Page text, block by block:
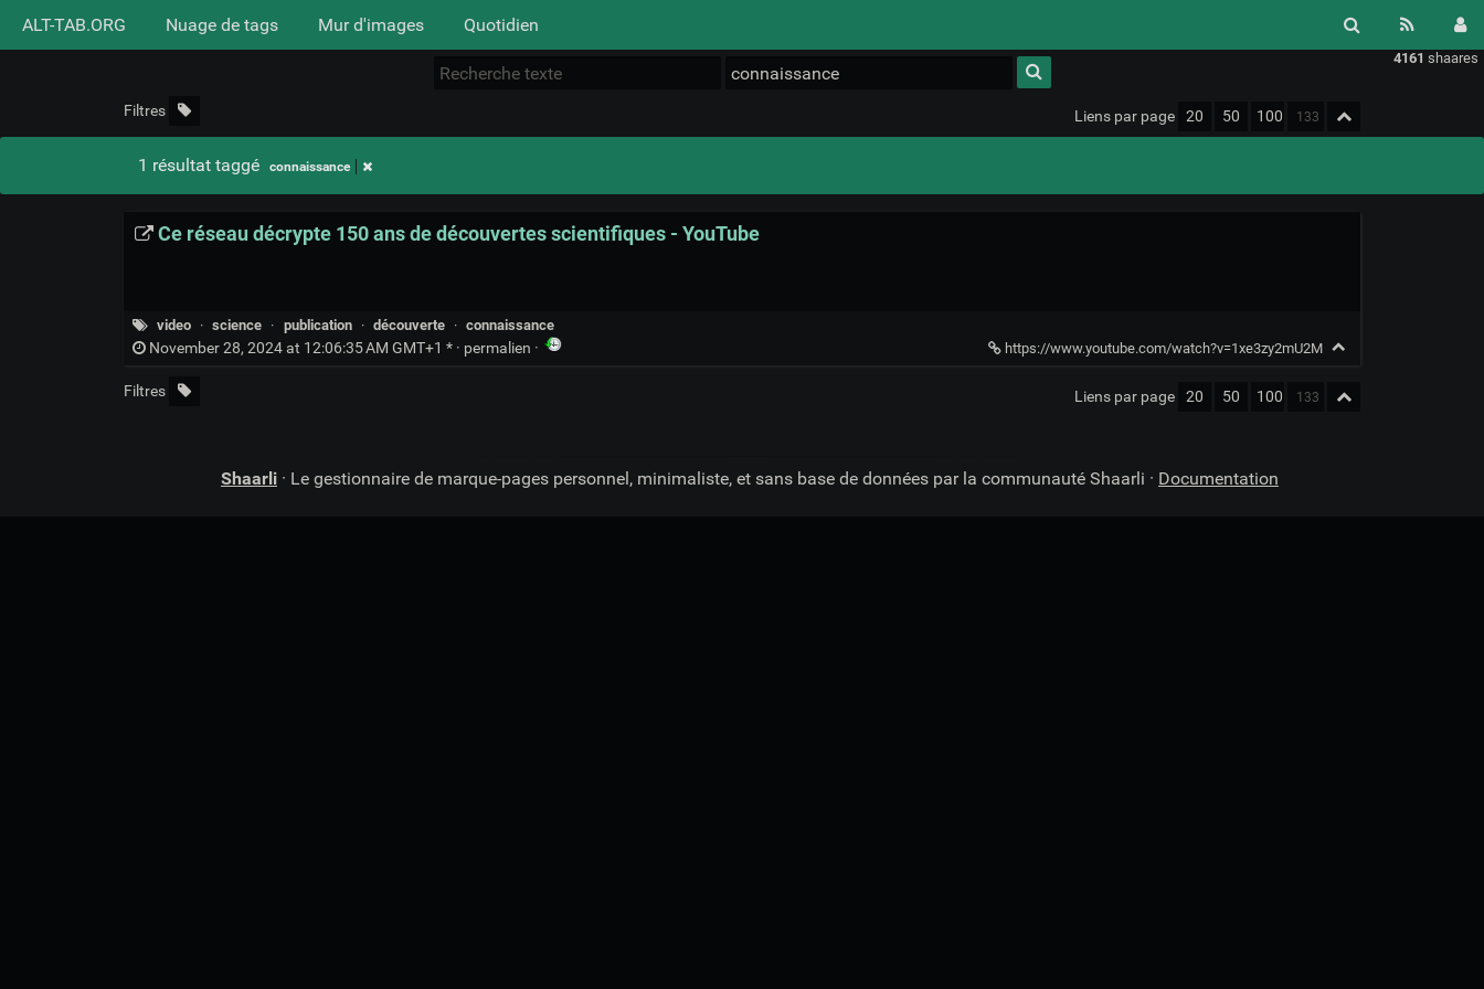
ALT-TAB.ORG Nuage de tags Mur d'images Quotidien
4161 shaares
Type 1 or
more
characters
Filtres Liens par page 20 50 100
1 résultat taggé connaissance
Ce réseau décrypte 150 ans de découvertes scientifiques - YouTube
video · science · publication · découverte · connaissance
November 28, 2024 at 12:06:35 AM GMT+1 * · permalien · https://www.youtube.com/watch?v=1xe3zy2mU2M
Filtres Liens par page 20 50 100
Shaarli· Le gestionnaire de marque-pages personnel, minimaliste, et sans base de données par la communauté Shaarli · Documentation